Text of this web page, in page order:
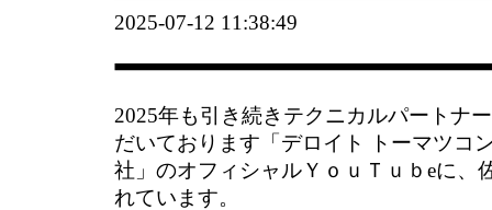
2025-07-12 11:38:49
2025年も引き続きテクニカルパートナ
だいております「デロイト トーマツコ
社」のオフィシャルＹｏｕＴｕｂeに、
れています。